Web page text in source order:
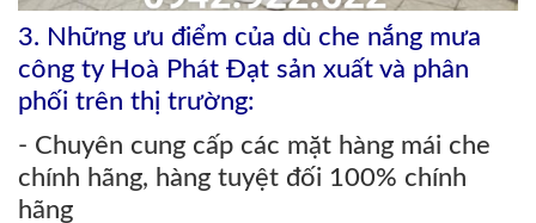
3. Những ưu điểm của dù che nắng mưa
công ty Hoà Phát Đạt sản xuất và phân
phối trên thị trường:
- Chuyên cung cấp các mặt hàng mái che
chính hãng, hàng tuyệt đối 100% chính
hãng